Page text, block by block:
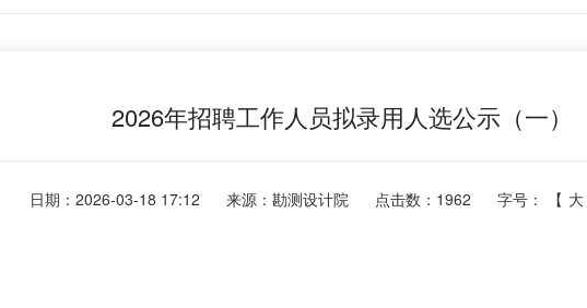
2026年招聘工作人员拟录用人选公示（一）
日期：2026-03-18 17:12 来源：勘测设计院 点击数： 1962 字号： 【 大